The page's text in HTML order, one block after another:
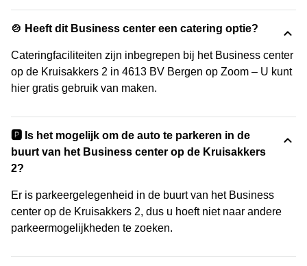
🍲 Heeft dit Business center een catering optie?
Cateringfaciliteiten zijn inbegrepen bij het Business center
op de Kruisakkers 2 in 4613 BV Bergen op Zoom – U kunt
hier gratis gebruik van maken.
🅿️ Is het mogelijk om de auto te parkeren in de
buurt van het Business center op de Kruisakkers
2?
Er is parkeergelegenheid in de buurt van het Business
center op de Kruisakkers 2, dus u hoeft niet naar andere
parkeermogelijkheden te zoeken.